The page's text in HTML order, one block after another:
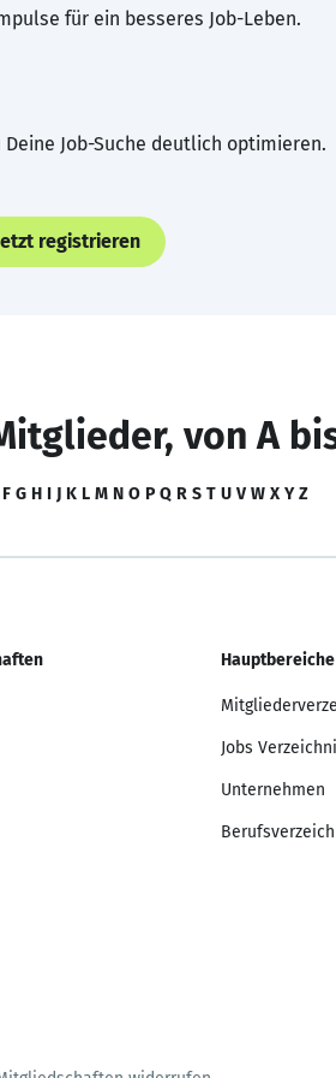
für ein besseres Job-Leben.
Job-Suche deutlich optimieren.
registrieren
von A
F G H I J K L M N O P Q R S T U V W X Y Z
Hauptbereiche
Jobs
Unternehmen